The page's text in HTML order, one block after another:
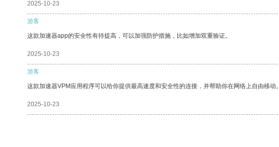
2025-10-23
游客
这款加速器app的安全性有待提高，可以加强防护措施，比如增加双重验证。
2025-10-23
游客
这款加速器VPM应用程序可以给你提供最高速度和安全性的连接，并帮助你在网络上自由移动。
2025-10-23